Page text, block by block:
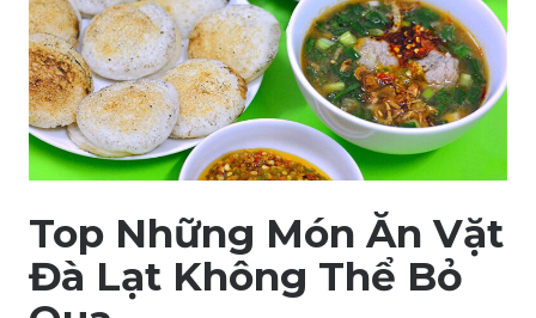
Top Những Món Ăn Vặt
Đà Lạt Không Thể Bỏ